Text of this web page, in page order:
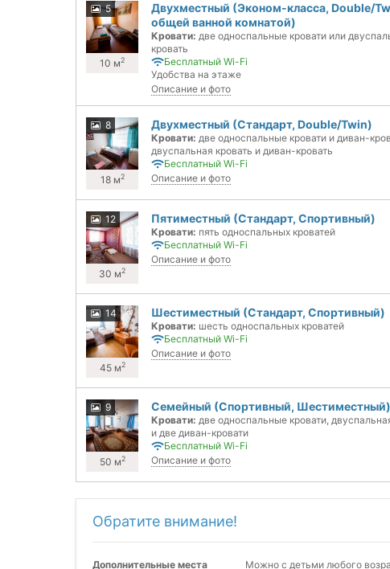
5
10 м2
Двухместный (Эконом-класса, Double/
общей ванной комнатой)
Кровати: две односпальные кровати или
кровать
Бесплатный Wi-Fi
Удобства на этаже
Описание и фото
8
18 м2
Двухместный (Стандарт, Double/Twin)
Кровати: две односпальные кровати и диван-
двуспальная кровать и диван-кровать
Бесплатный Wi-Fi
Описание и фото
12
30 м2
Пятиместный (Стандарт, Спортивный)
Кровати: пять односпальных кроватей
Бесплатный Wi-Fi
Описание и фото
14
45 м2
Шестиместный (Стандарт, Спортивный)
Кровати: шесть односпальных кроватей
Бесплатный Wi-Fi
Описание и фото
9
50 м2
Семейный (Спортивный, Шестиместный)
Кровати: две односпальные кровати,
и две диван-кровати
Бесплатный Wi-Fi
Описание и фото
Обратите внимание!
Дополнительные места
Можно с детьми любого